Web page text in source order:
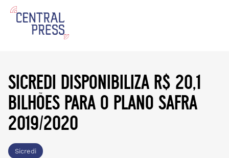
sicredi disponibiliza r$ 20,1
bilhões para o plano safra
2019/2020
Sicredi